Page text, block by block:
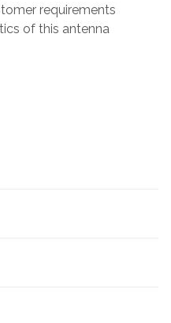
requirements
of this antenna